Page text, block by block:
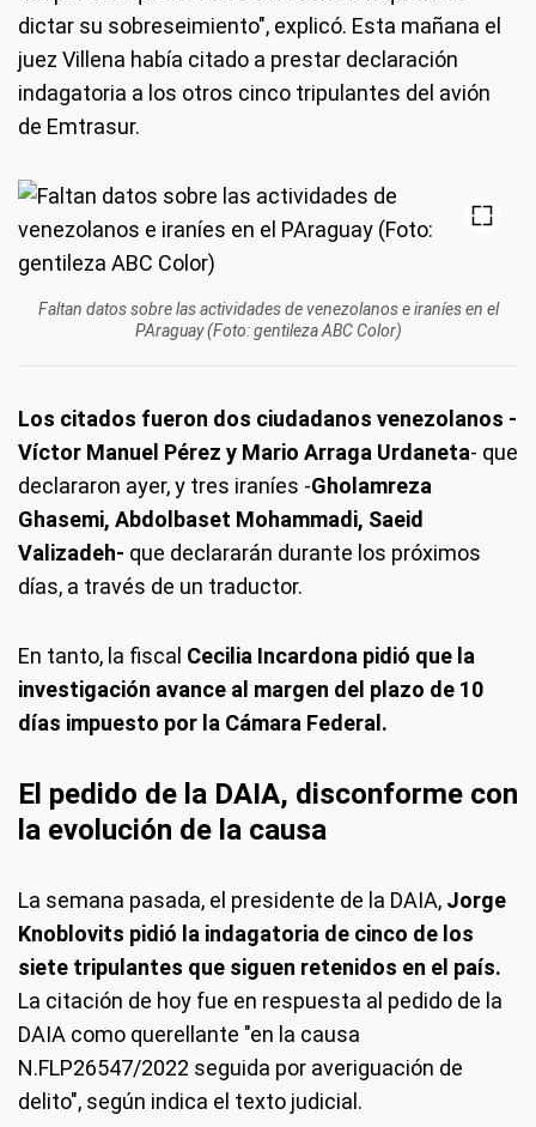
dictar su sobreseimiento", explicó. Esta mañana el
juez Villena había citado a prestar declaración
indagatoria a los otros cinco tripulantes del avión
de Emtrasur.
Faltan datos sobre las actividades de venezolanos e iraníes en el
PAraguay (Foto: gentileza ABC Color)
Los citados fueron dos ciudadanos venezolanos -
Víctor Manuel Pérez y Mario Arraga Urdaneta- que
declararon ayer, y tres iraníes -Gholamreza
Ghasemi, Abdolbaset Mohammadi, Saeid
Valizadeh- que declararán durante los próximos
días, a través de un traductor.
En tanto, la fiscal Cecilia Incardona pidió que la
investigación avance al margen del plazo de 10
días impuesto por la Cámara Federal.
El pedido de la DAIA, disconforme con
la evolución de la causa
La semana pasada, el presidente de la DAIA, Jorge
Knoblovits pidió la indagatoria de cinco de los
siete tripulantes que siguen retenidos en el país.
La citación de hoy fue en respuesta al pedido de la
DAIA como querellante "en la causa
N.FLP26547/2022 seguida por averiguación de
delito", según indica el texto judicial.